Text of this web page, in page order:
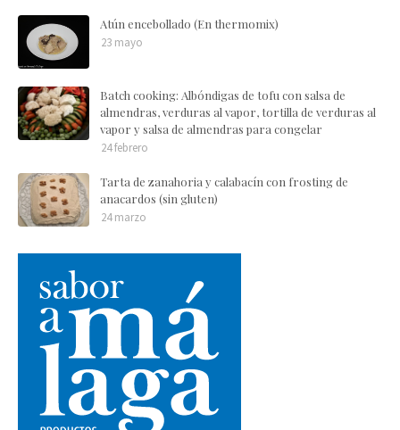
Atún encebollado (En thermomix)
23 mayo
Batch cooking: Albóndigas de tofu con salsa de
almendras, verduras al vapor, tortilla de verduras al
vapor y salsa de almendras para congelar
24 febrero
Tarta de zanahoria y calabacín con frosting de
anacardos (sin gluten)
24 marzo